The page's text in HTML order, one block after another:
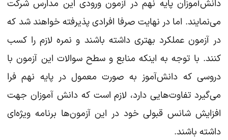
دانش‌آموزان پایه نهم در آزمون ورودی این مدارس شرکت
می‌نمایند. اما در نهایت صرفا افرادی پذیرفته خواهند شد که
در آزمون عملکرد بهتری داشته باشند و نمره لازم را کسب
کنند. با توجه به اینکه منابع و سطح سوالات این آزمون با
دروسی که دانش‌آموز به صورت معمول در پایه نهم فرا
می‌گیرد تفاوت‌هایی دارد، لازم است که دانش آموزان جهت
افزایش شانس قبولی خود در این آزمون‌ها برنامه ویژه‌ای
داشته باشند.